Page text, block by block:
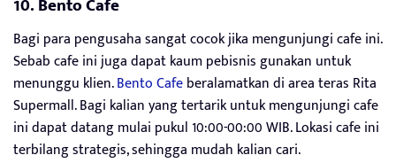
10. Bento Cafe
Bagi para pengusaha sangat cocok jika mengunjungi cafe ini.
Sebab cafe ini juga dapat kaum pebisnis gunakan untuk
menunggu klien.Bento Cafeberalamatkan di area teras Rita
Supermall. Bagi kalian yang tertarik untuk mengunjungi cafe
ini dapat datang mulai pukul 10:00-00:00 WIB. Lokasi cafe ini
terbilang strategis, sehingga mudah kalian cari.